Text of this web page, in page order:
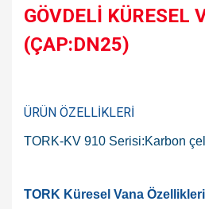
GÖVDELİ KÜRESEL
(ÇAP:DN25)
ÜRÜN ÖZELLİKLERİ
TORK-KV 910 Serisi:Karbon
TORK Küresel Vana Özellikleri